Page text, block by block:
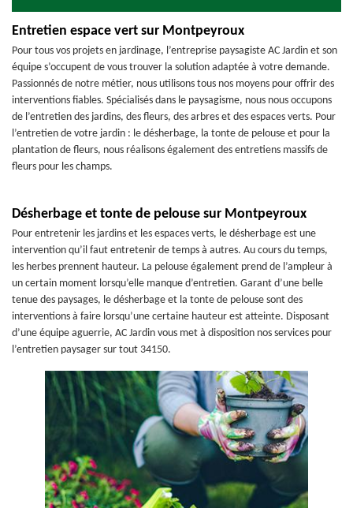
Entretien espace vert sur Montpeyroux
Pour tous vos projets en jardinage, l’entreprise paysagiste AC Jardin et son
équipe s’occupent de vous trouver la solution adaptée à votre demande.
Passionnés de notre métier, nous utilisons tous nos moyens pour offrir des
interventions fiables. Spécialisés dans le paysagisme, nous nous occupons
de l’entretien des jardins, des fleurs, des arbres et des espaces verts. Pour
l’entretien de votre jardin : le désherbage, la tonte de pelouse et pour la
plantation de fleurs, nous réalisons également des entretiens massifs de
fleurs pour les champs.
Désherbage et tonte de pelouse sur Montpeyroux
Pour entretenir les jardins et les espaces verts, le désherbage est une
intervention qu’il faut entretenir de temps à autres. Au cours du temps,
les herbes prennent hauteur. La pelouse également prend de l’ampleur à
un certain moment lorsqu’elle manque d’entretien. Garant d’une belle
tenue des paysages, le désherbage et la tonte de pelouse sont des
interventions à faire lorsqu’une certaine hauteur est atteinte. Disposant
d’une équipe aguerrie, AC Jardin vous met à disposition nos services pour
l’entretien paysager sur tout 34150.